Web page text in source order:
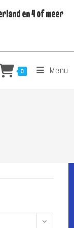
en 4 of meer
0 Menu